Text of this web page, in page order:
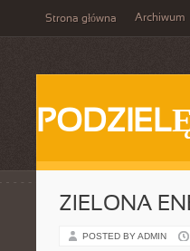
Strona główna Archiwum
ZIELONA
POSTED BY ADMIN